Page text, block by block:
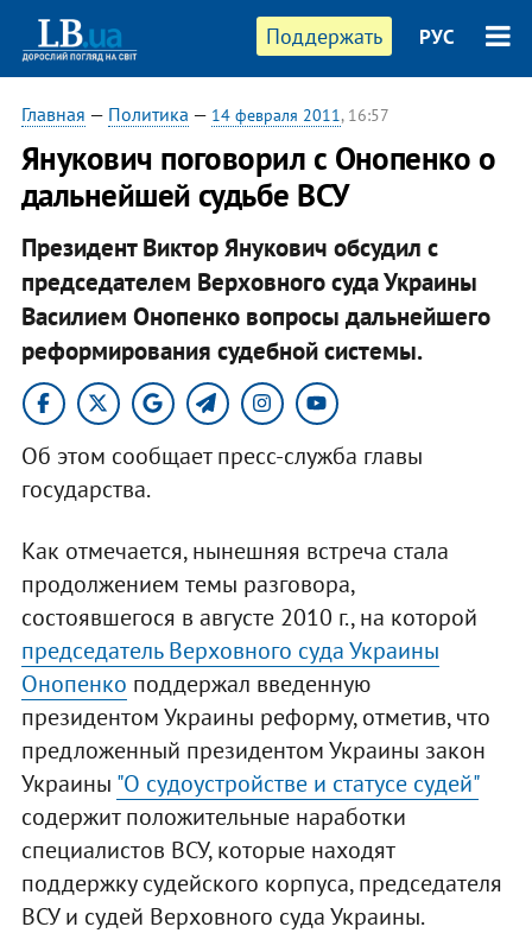
Поддержать РУС
Главная — Политика — 14 февраля 2011, 16:57
Янукович поговорил с Онопенко о
дальнейшей судьбе ВСУ
Президент Виктор Янукович обсудил с
председателем Верховного суда Украины
Василием Онопенко вопросы дальнейшего
реформирования судебной системы.
Об этом сообщает пресс-служба главы
государства.
Как отмечается, нынешняя встреча стала
продолжением темы разговора,
состоявшегося в августе 2010 г., на которой
председатель Верховного суда Украины
Онопенко поддержал введенную
президентом Украины реформу, отметив, что
предложенный президентом Украины закон
Украины "О судоустройстве и статусе судей"
содержит положительные наработки
специалистов ВСУ, которые находят
поддержку судейского корпуса, председателя
ВСУ и судей Верховного суда Украины.